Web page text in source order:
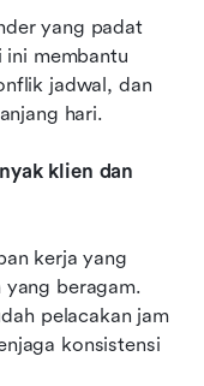
yang padat
membantu
jadwal, dan
hari.
klien dan
kerja yang
yang beragam.
pelacakan jam
konsistensi